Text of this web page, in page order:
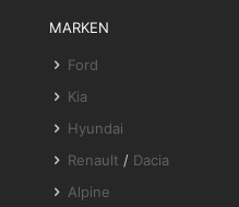
MARKEN
Ford
Kia
Hyundai
Renault / Dacia
Alpine